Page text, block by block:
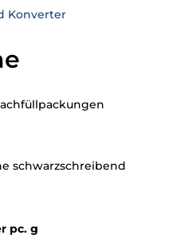
Konverter
schwarzschreibend
pc. g